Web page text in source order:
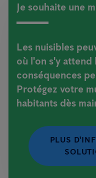
Je souhaite une
Les nuisibles
où l'on s'y attend
conséquences
Protégez votre
habitants dès
PLUS